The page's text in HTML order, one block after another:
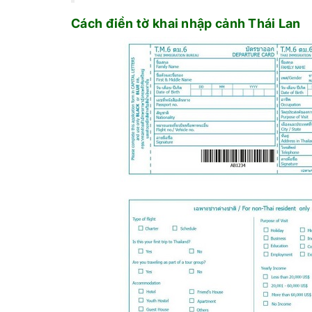
Cách điền tờ khai nhập cảnh Thái Lan